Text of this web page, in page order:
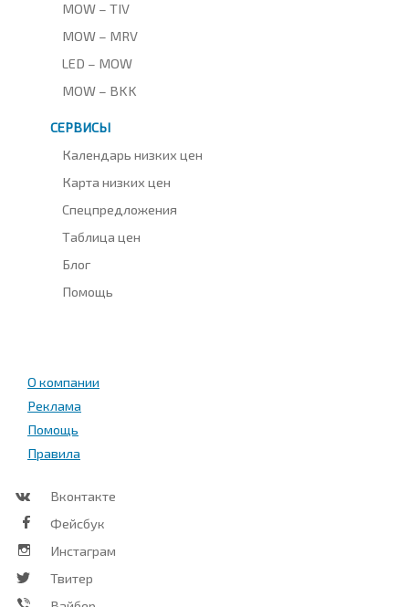
MOW – TIV
MOW – MRV
LED – MOW
MOW – BKK
СЕРВИСЫ
Календарь низких цен
Карта низких цен
Спецпредложения
Таблица цен
Блог
Помощь
О компании
Реклама
Помощь
Правила
Вконтакте
Фейсбук
Инстаграм
Твитер